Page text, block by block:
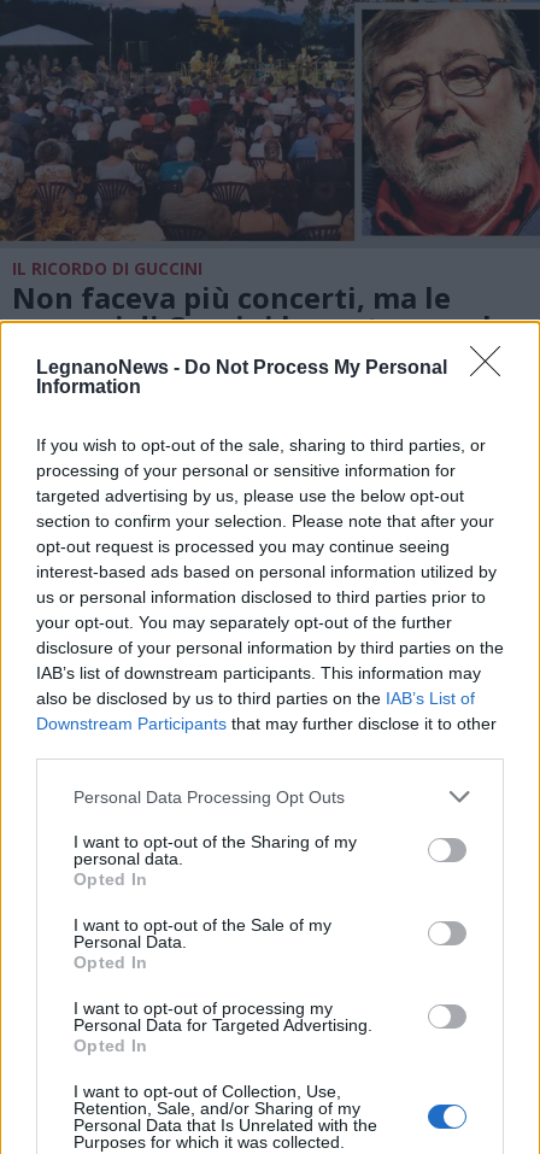
LegnanoNews - Do Not Process My Personal
Information
If you wish to opt-out of the sale, sharing to third parties, or
processing of your personal or sensitive information for
targeted advertising by us, please use the below opt-out
section to confirm your selection. Please note that after your
opt-out request is processed you may continue seeing
interest-based ads based on personal information utilized by
us or personal information disclosed to third parties prior to
your opt-out. You may separately opt-out of the further
disclosure of your personal information by third parties on the
IAB’s list of downstream participants. This information may
also be disclosed by us to third parties on the IAB’s List of
Downstream Participants that may further disclose it to other
Personal Data Processing Opt Outs
I want to opt-out of the Sharing of my
personal data.
Opted In
I want to opt-out of the Sale of my
Personal Data.
Opted In
I want to opt-out of processing my
Personal Data for Targeted Advertising.
Opted In
I want to opt-out of Collection, Use,
Retention, Sale, and/or Sharing of my
Personal Data that Is Unrelated with the
Purposes for which it was collected.
IL RICORDO DI GUCCINI
Non faceva più concerti, ma le
canzoni di Guccini le cantavamo lo
stesso
AMBIENTE
estate l’ozono. “In Lombardia
servono più centraline, dati
accessibili e allerte ai cittadini”